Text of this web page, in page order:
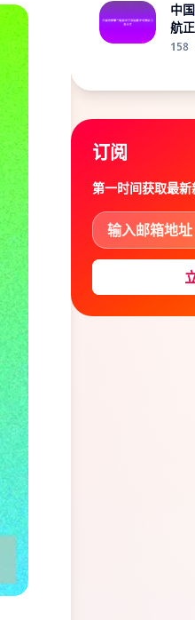
中
航
158
订阅
第一时间获取最